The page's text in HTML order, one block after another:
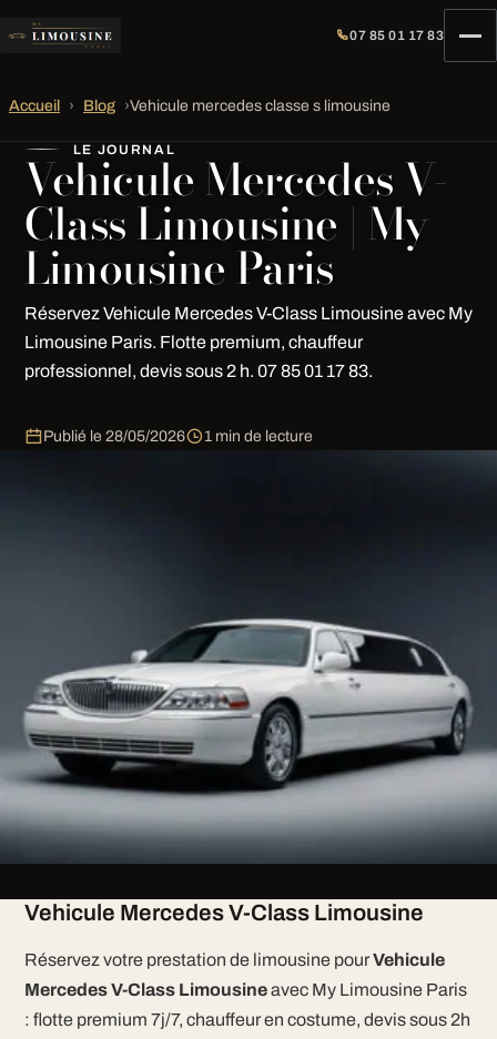
07 85 01 17 83
Accueil › Blog ›Vehicule mercedes classe s limousine
LE JOURNAL
Vehicule Mercedes V-
Class Limousine | My
Limousine Paris
Réservez Vehicule Mercedes V-Class Limousine avec My
Limousine Paris. Flotte premium, chauffeur
professionnel, devis sous 2 h. 07 85 01 17 83.
Publié le 28/05/2026 1 min de lecture
Vehicule Mercedes V-Class Limousine
Réservez votre prestation de limousine pourVehicule
Mercedes V-Class Limousineavec My Limousine Paris
: flotte premium 7j/7, chauffeur en costume, devis sous 2h